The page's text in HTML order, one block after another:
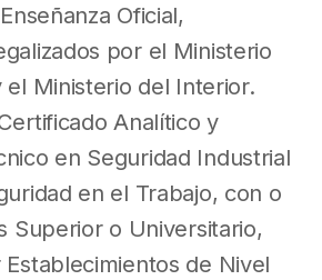
Oficial,
por el Ministerio
el Ministerio del Interior.
Analítico y
en Seguridad Industrial
en el Trabajo, con o
Superior o Universitario,
de Nivel